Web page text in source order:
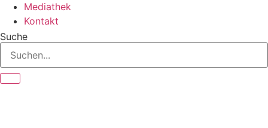
Mediathek
Kontakt
Suche